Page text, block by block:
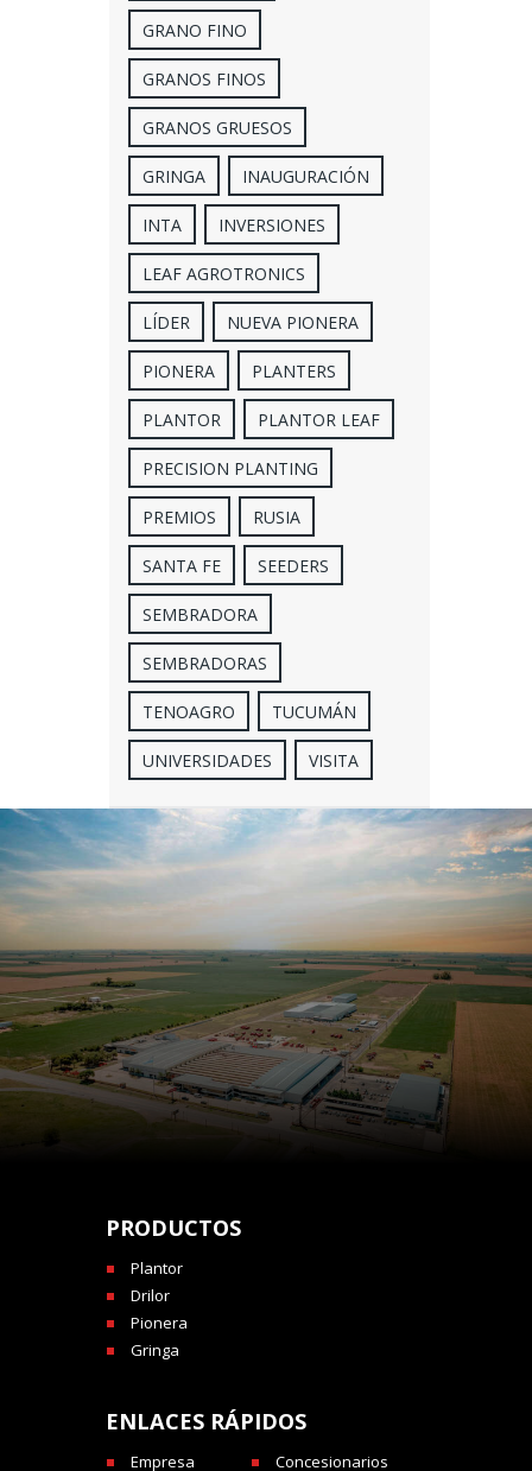
GRANO FINO
GRANOS FINOS
GRANOS GRUESOS
GRINGA INAUGURACIÓN
INTA INVERSIONES
LEAF AGROTRONICS
LÍDER NUEVA PIONERA
PIONERA PLANTERS
PLANTOR PLANTOR LEAF
PRECISION PLANTING
PREMIOS RUSIA
SANTA FE SEEDERS
SEMBRADORA
SEMBRADORAS
TENOAGRO TUCUMÁN
UNIVERSIDADES VISITA
PRODUCTOS
Plantor
Drilor
Pionera
Gringa
ENLACES RÁPIDOS
Empresa Concesionarios